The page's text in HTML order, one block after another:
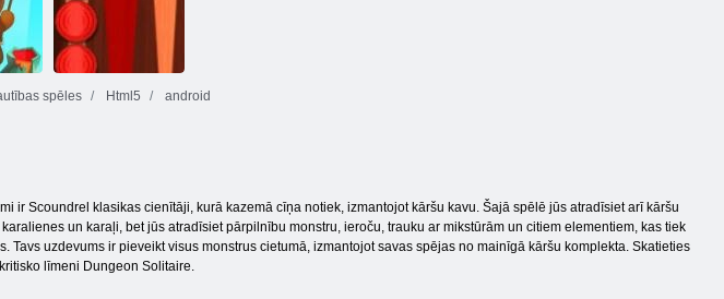
pieskārienu
spēles Html5 android
ir Scoundrel klasikas cienītāji, kurā kazemā cīņa notiek, izmantojot kāršu kavu. Šajā spēlē jūs atradīsiet arī kāršu
un karaļi, bet jūs atradīsiet pārpilnību monstru, ieroču, trauku ar mikstūrām un citiem elementiem, kas tiek
Tavs uzdevums ir pieveikt visus monstrus cietumā, izmantojot savas spējas no mainīgā kāršu komplekta. Skatieties
līmeni Dungeon Solitaire.